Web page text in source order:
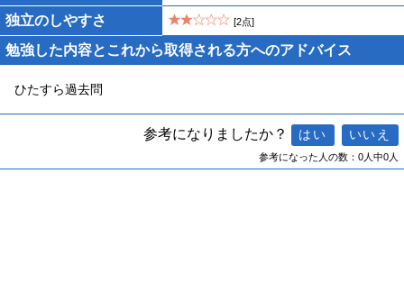
独立のしやすさ [2点]
勉強した内容とこれから取得される方へのアドバイス
ひたすら過去問
参考になりましたか？
参考になった人の数：0人中0人